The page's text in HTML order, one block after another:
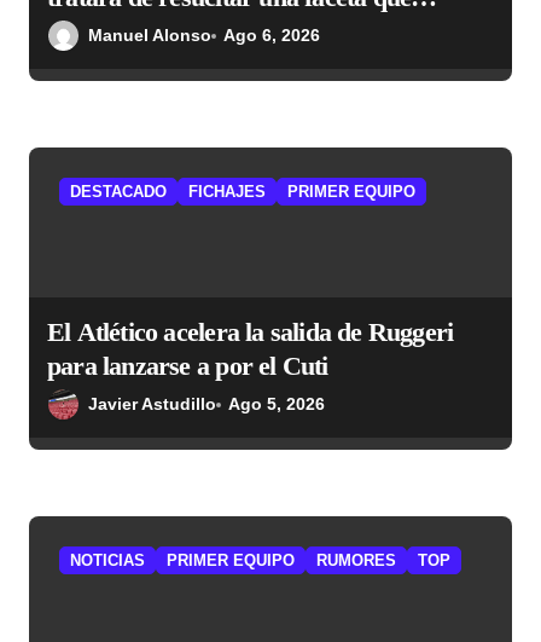
Simeone desea recuperar
Manuel Alonso Ago 6, 2026
DESTACADO FICHAJES PRIMER EQUIPO
El Atlético acelera la salida de Ruggeri
para lanzarse a por el Cuti
Javier Astudillo Ago 5, 2026
NOTICIAS PRIMER EQUIPO RUMORES TOP